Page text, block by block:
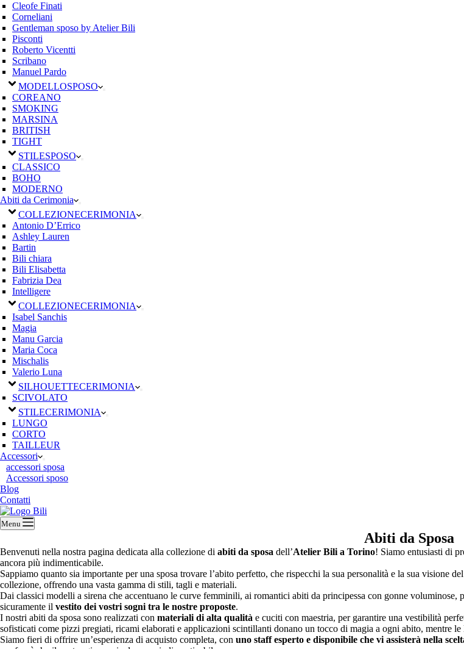
Cleofe Finati
Corneliani
Gentleman sposo by Atelier Bili
Pisconti
Roberto Vicentti
Scribano
Manuel Pardo
MODELLOSPOSO
COREANO
SMOKING
MARSINA
BRITISH
TIGHT
STILESPOSO
CLASSICO
BOHO
MODERNO
Abiti da Cerimonia
COLLEZIONECERIMONIA
Antonio D’Errico
Ashley Lauren
Bartin
Bili chiara
Bili Elisabetta
Fabrizia Dea
Intelligere
COLLEZIONECERIMONIA
Isabel Sanchis
Magia
Manu Garcia
Maria Coca
Mischalis
Valerio Luna
SILHOUETTECERIMONIA
SCIVOLATO
STILECERIMONIA
LUNGO
CORTO
TAILLEUR
Accessori
accessori sposa
Accessori sposo
Blog
Contatti
Menu
Abiti da Sposa
Benvenuti nella nostra pagina dedicata alla collezione di abiti da sposa dell’Atelier Bili a Torino! Siamo entusiasti di
ancora più indimenticabile.
Sappiamo quanto sia importante per una sposa trovare l’abito perfetto, che rispecchi la sua personalità e la sua visione
collezione, offrendo una vasta gamma di stili, tagli e materiali.
Dai classici modelli a sirena che accentuano le curve femminili, ai romantici abiti da principessa con gonne
sicuramente il vestito dei vostri sogni tra le nostre proposte.
I nostri abiti da sposa sono realizzati con materiali di alta qualità e cuciti con maestria, per garantire una vestibilità
sofisticati come pizzi pregiati, ricami elaborati e applicazioni scintillanti donano un tocco di magia a ogni abito, mentre
Siamo fieri di offrire un’esperienza di acquisto completa, con uno staff esperto e disponibile che vi assisterà nella